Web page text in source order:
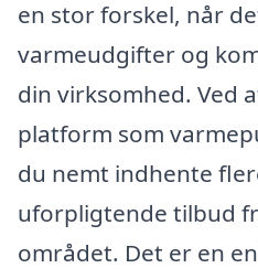
en stor forskel, når
varmeudgifter og
din virksomhed. Ved
platform som
du nemt indhente
uforpligtende tilbud
området. Det er en